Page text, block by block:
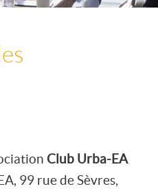
Club Urba-EA
99 rue de Sèvres,